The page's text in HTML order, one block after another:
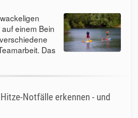
einem Bein
Das
Notfälle erkennen - und